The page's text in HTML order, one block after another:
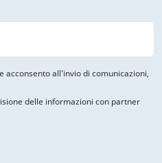
e acconsento all'invio di comunicazioni,
delle informazioni con partner